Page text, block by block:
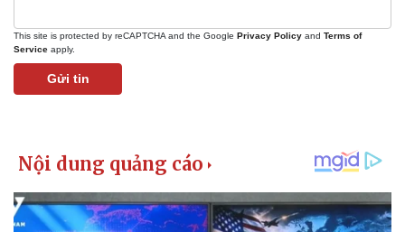
This site is protected by reCAPTCHA and the Google Privacy Policy and Terms of
Service apply.
Gửi tin